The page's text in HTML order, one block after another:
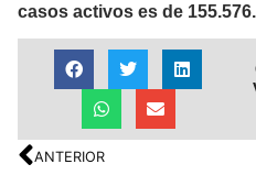
casos activos es de 155.576.
ANTERIOR